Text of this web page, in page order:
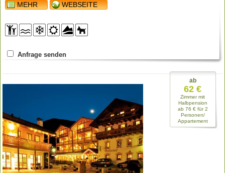
MEHR WEBSEITE
Anfrage senden
ab
62 €
Zimmer mit
Halbpension
ab 76 € für 2
Personen/
Appartement